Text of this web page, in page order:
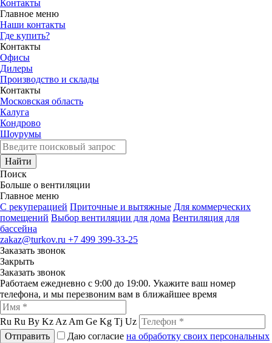
Контакты
Главное меню
Наши контакты
Где купить?
Контакты
Офисы
Дилеры
Производство и склады
Контакты
Московская область
Калуга
Кондрово
Шоурумы
Найти
Поиск
Больше о вентиляции
Главное меню
C рекуперацией Приточные и вытяжные Для коммерческих
помещений Выбор вентиляции для дома Вентиляция для
бассейна
zakaz@turkov.ru +7 499 399-33-25
Заказать звонок
Закрыть
Заказать звонок
Работаем ежедневно с 9:00 до 19:00. Укажите ваш номер
телефона, и мы перезвоним вам в ближайшее время
Ru Ru By Kz Az Am Ge Kg Tj Uz
Отправить
Даю согласие на обработку своих персональных